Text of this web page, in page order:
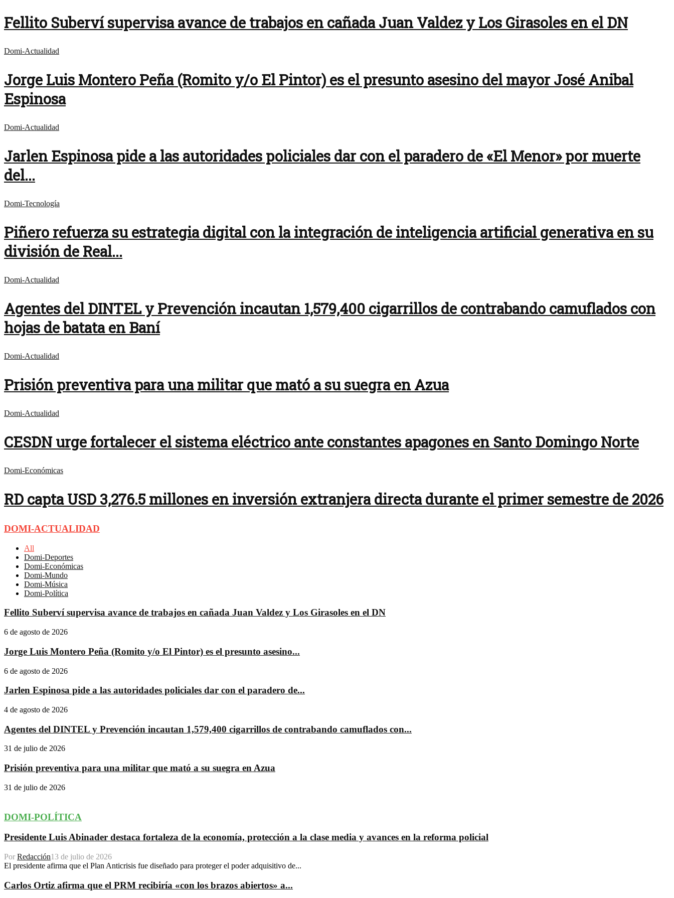
Fellito Suberví supervisa avance de trabajos en cañada Juan Valdez y Los Girasoles en el DN
Domi-Actualidad
Jorge Luis Montero Peña (Romito y/o El Pintor) es el presunto asesino del mayor José Anibal
Espinosa
Domi-Actualidad
Jarlen Espinosa pide a las autoridades policiales dar con el paradero de «El Menor» por muerte
del...
Domi-Tecnología
Piñero refuerza su estrategia digital con la integración de inteligencia artificial generativa en su
división de Real...
Domi-Actualidad
Agentes del DINTEL y Prevención incautan 1,579,400 cigarrillos de contrabando camuflados con
hojas de batata en Baní
Domi-Actualidad
Prisión preventiva para una militar que mató a su suegra en Azua
Domi-Actualidad
CESDN urge fortalecer el sistema eléctrico ante constantes apagones en Santo Domingo Norte
Domi-Económicas
RD capta USD 3,276.5 millones en inversión extranjera directa durante el primer semestre de 2026
DOMI-ACTUALIDAD
All
Domi-Deportes
Domi-Económicas
Domi-Mundo
Domi-Música
Domi-Política
Fellito Suberví supervisa avance de trabajos en cañada Juan Valdez y Los Girasoles en el DN
6 de agosto de 2026
Jorge Luis Montero Peña (Romito y/o El Pintor) es el presunto asesino...
6 de agosto de 2026
Jarlen Espinosa pide a las autoridades policiales dar con el paradero de...
4 de agosto de 2026
Agentes del DINTEL y Prevención incautan 1,579,400 cigarrillos de contrabando camuflados con...
31 de julio de 2026
Prisión preventiva para una militar que mató a su suegra en Azua
31 de julio de 2026
DOMI-POLÍTICA
Presidente Luis Abinader destaca fortaleza de la economía, protección a la clase media y avances en la reforma policial
Por Redacción13 de julio de 2026
El presidente afirma que el Plan Anticrisis fue diseñado para proteger el poder adquisitivo de...
Carlos Ortiz afirma que el PRM recibiría «con los brazos abiertos» a...